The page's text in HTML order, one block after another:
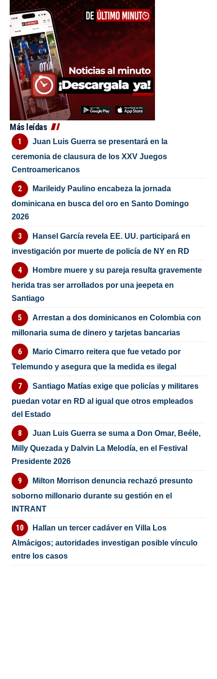
Más leídas
Juan Luis Guerra se presentará en la
ceremonia de clausura de los XXV Juegos
Centroamericanos
Marileidy Paulino encabeza la jornada
dominicana en busca del oro en Santo Domingo
2026
Hansel García revela EE. UU. participará en
investigación por muerte de policía de NY en RD
Hombre muere y su pareja resulta gravemente
herida tras ser arrollados por una jeepeta en
Santiago
Arrestan a dos dominicanos en Colombia con
millonaria suma de dinero y tarjetas bancarias
Mario Cimarro reitera que fue vetado por
Telemundo y asegura que la medida es ilegal
Santiago Matías exige que policías y militares
puedan votar en RD al igual que otros empleados
del Estado
Juan Luis Guerra se suma a Don Omar, Beéle,
Milly Quezada y Dalvin La Melodía, en el Festival
Presidente 2026
Milton Morrison denuncia rechazó presunto
soborno millonario durante su gestión en el
INTRANT
Hallan un tercer cadáver en Villa Los
Almácigos; autoridades investigan posible vínculo
entre los casos